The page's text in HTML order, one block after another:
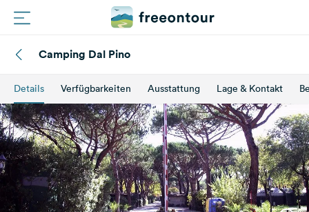
Routen
Plätze
Magazin
Partner
Camping Dal Pino
Details Verfügbarkeiten Ausstattung Lage & Kontakt